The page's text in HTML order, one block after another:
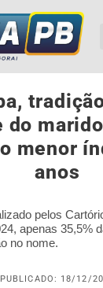
do
menor
anos
pelos
apenas 35,5%
no nome.
PUBLICADO: 18/12/